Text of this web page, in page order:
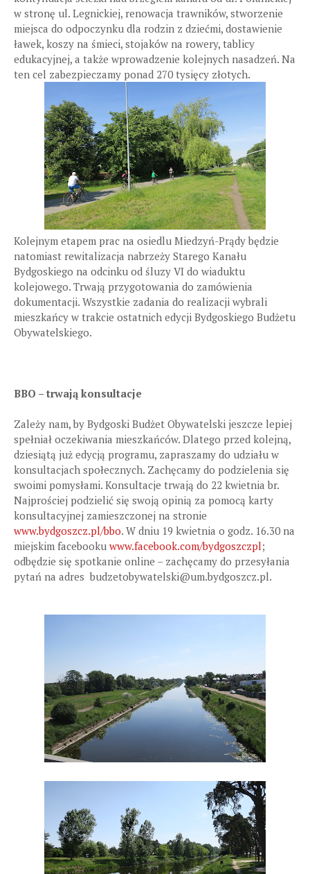
w stronę ul. Legnickiej, renowacja trawników, stworzenie
miejsca do odpoczynku dla rodzin z dziećmi, dostawienie
ławek, koszy na śmieci, stojaków na rowery, tablicy
edukacyjnej, a także wprowadzenie kolejnych nasadzeń. Na
ten cel zabezpieczamy ponad 270 tysięcy złotych.
Kolejnym etapem prac na osiedlu Miedzyń-Prądy będzie
natomiast rewitalizacja nabrzeży Starego Kanału
Bydgoskiego na odcinku od śluzy VI do wiaduktu
kolejowego. Trwają przygotowania do zamówienia
dokumentacji. Wszystkie zadania do realizacji wybrali
mieszkańcy w trakcie ostatnich edycji Bydgoskiego Budżetu
Obywatelskiego.
BBO – trwają konsultacje
Zależy nam, by Bydgoski Budżet Obywatelski jeszcze lepiej
spełniał oczekiwania mieszkańców. Dlatego przed kolejną,
dziesiątą już edycją programu, zapraszamy do udziału w
konsultacjach społecznych. Zachęcamy do podzielenia się
swoimi pomysłami. Konsultacje trwają do 22 kwietnia br.
Najprościej podzielić się swoją opinią za pomocą karty
konsultacyjnej zamieszczonej na stronie
www.bydgoszcz.pl/bbo. W dniu 19 kwietnia o godz. 16.30 na
miejskim facebooku www.facebook.com/bydgoszczpl;
odbędzie się spotkanie online – zachęcamy do przesyłania
pytań na adres budzetobywatelski@um.bydgoszcz.pl.